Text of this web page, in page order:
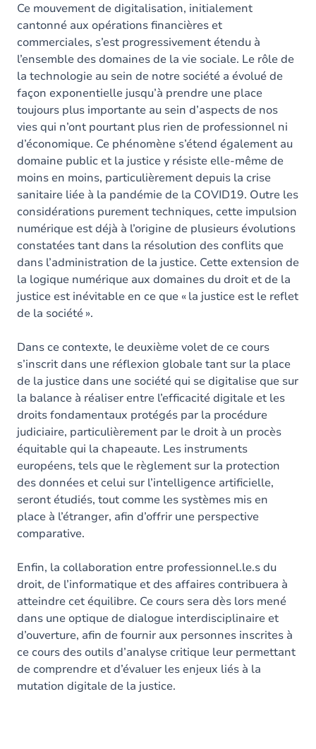
Ce mouvement de digitalisation, initialement
cantonné aux opérations financières et
commerciales, s’est progressivement étendu à
l’ensemble des domaines de la vie sociale. Le rôle de
la technologie au sein de notre société a évolué de
façon exponentielle jusqu’à prendre une place
toujours plus importante au sein d’aspects de nos
vies qui n’ont pourtant plus rien de professionnel ni
d’économique. Ce phénomène s’étend également au
domaine public et la justice y résiste elle-même de
moins en moins, particulièrement depuis la crise
sanitaire liée à la pandémie de la COVID19. Outre les
considérations purement techniques, cette impulsion
numérique est déjà à l’origine de plusieurs évolutions
constatées tant dans la résolution des conflits que
dans l’administration de la justice. Cette extension de
la logique numérique aux domaines du droit et de la
justice est inévitable en ce que « la justice est le reflet
de la société ».
Dans ce contexte, le deuxième volet de ce cours
s’inscrit dans une réflexion globale tant sur la place
de la justice dans une société qui se digitalise que sur
la balance à réaliser entre l’efficacité digitale et les
droits fondamentaux protégés par la procédure
judiciaire, particulièrement par le droit à un procès
équitable qui la chapeaute. Les instruments
européens, tels que le règlement sur la protection
des données et celui sur l’intelligence artificielle,
seront étudiés, tout comme les systèmes mis en
place à l’étranger, afin d’offrir une perspective
comparative.
Enfin, la collaboration entre professionnel.le.s du
droit, de l’informatique et des affaires contribuera à
atteindre cet équilibre. Ce cours sera dès lors mené
dans une optique de dialogue interdisciplinaire et
d’ouverture, afin de fournir aux personnes inscrites à
ce cours des outils d’analyse critique leur permettant
de comprendre et d’évaluer les enjeux liés à la
mutation digitale de la justice.